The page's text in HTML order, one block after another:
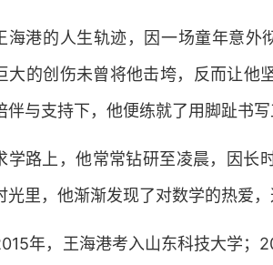
海港的人生轨迹，因一场童年意外
大的创伤未曾将他击垮，反而让他
伴与支持下，他便练就了用脚趾书写
学路上，他常常钻研至凌晨，因长
光里，他渐渐发现了对数学的热爱
年，王海港考入山东科技大学；